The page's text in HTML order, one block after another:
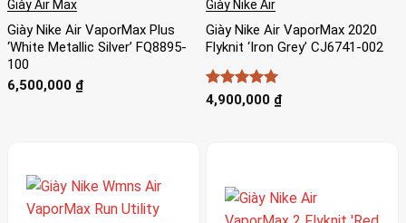
Giày Air Max
Giày Nike Air VaporMax Plus
‘White Metallic Silver’ FQ8895-
100
6,500,000 ₫
Giày Nike Air
Giày Nike Air VaporMax 2020
Flyknit ‘Iron Grey’ CJ6741-002
Được xếp
4,900,000 ₫